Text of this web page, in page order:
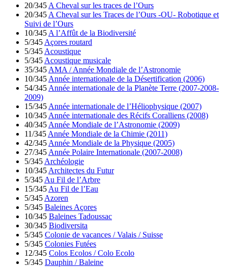
20/345 A Cheval sur les traces de l’Ours
20/345 A Cheval sur les Traces de l’Ours -OU- Robotique et
Suivi de l’Ours
10/345 A l’Affût de la Biodiversité
5/345 Açores routard
5/345 Acoustique
5/345 Acoustique musicale
35/345 AMA / Année Mondiale de l’Astronomie
10/345 Année internationale de la Désertification (2006)
54/345 Année internationale de la Planète Terre (2007-2008-
2009)
15/345 Année internationale de l’Héliophysique (2007)
10/345 Année internationale des Récifs Coralliens (2008)
40/345 Année Mondiale de l’Astronomie (2009)
11/345 Année Mondiale de la Chimie (2011)
42/345 Année Mondiale de la Physique (2005)
27/345 Année Polaire Internationale (2007-2008)
5/345 Archéologie
10/345 Architectes du Futur
5/345 Au Fil de l’Arbre
15/345 Au Fil de l’Eau
5/345 Azoren
5/345 Baleines Açores
10/345 Baleines Tadoussac
30/345 Biodiversita
5/345 Colonie de vacances / Valais / Suisse
5/345 Colonies Futées
12/345 Colos Ecolos / Colo Ecolo
5/345 Dauphin / Baleine